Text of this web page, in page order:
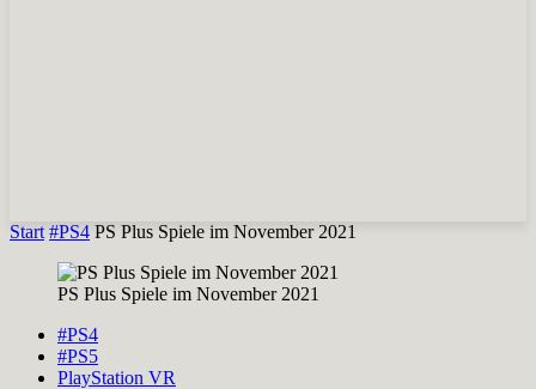
Start #PS4 PS Plus Spiele im November 2021
PS Plus Spiele im November 2021
#PS4
#PS5
PlayStation VR